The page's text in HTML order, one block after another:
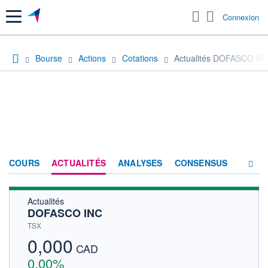
Menu Connexion
Bourse Actions Cotations Actualités DOFASCO
COURS ACTUALITÉS ANALYSES CONSENSUS
Actualités
DOFASCO INC
TSX
0,000 CAD
0,00%